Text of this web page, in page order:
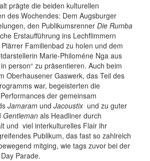
prägte die beiden kulturellen
des Wochendes: Dem Augsburger
den Publikumsrenner Die Rumba
Erstaufführung ins Lechflimmern
Familienbad zu holen und dem
Marie-Philoméne Nga aus
person“ zu präsentieren. Auch beim
Oberhausener Gaswerk, das Teil des
war, begeisterten die
der gemeinsam
Jamaram und Jacoustix und zu guter
Gentleman als Headliner durch
und viel interkulturelles Flair ihr
Publikum, das fast so zahlreich
mitging, wie tags zuvor bei der
Parade.